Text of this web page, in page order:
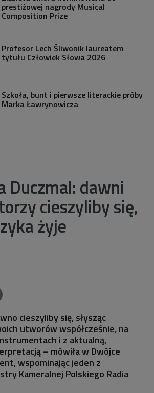
prestiżowej nagrody Musical
Composition Prize
Profesor Lech Śliwonik laureatem
tytułu Człowiek Słowa 2026
Szkoła, bunt i pierwsze literackie próby
Marka Ławrynowicza
Duczmal: dawni
cieszyliby się,
żyje
cieszyliby się, słysząc
utworów współcześnie, na
i z aktualną,
– mówiła w Dwójce
wspominając jeden z
Kameralnej Polskiego Radia